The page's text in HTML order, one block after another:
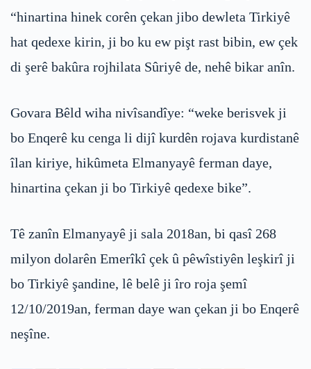
“hinartina hinek corên çekan jibo dewleta Tirkiyê
hat qedexe kirin, ji bo ku ew pişt rast bibin, ew çek
di şerê bakûra rojhilata Sûriyê de, nehê bikar anîn.
Govara Bêld wiha nivîsandîye: “weke berisvek ji
bo Enqerê ku cenga li dijî kurdên rojava kurdistanê
îlan kiriye, hikûmeta Elmanyayê ferman daye,
hinartina çekan ji bo Tirkiyê qedexe bike”.
Tê zanîn Elmanyayê ji sala 2018an, bi qasî 268
milyon dolarên Emerîkî çek û pêwîstiyên leşkirî ji
bo Tirkiyê şandine, lê belê ji îro roja şemî
12/10/2019an, ferman daye wan çekan ji bo Enqerê
neşîne.